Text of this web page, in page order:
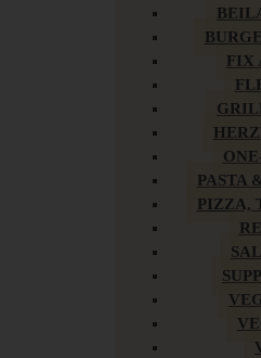
FIX
PASTA
PIZZA,